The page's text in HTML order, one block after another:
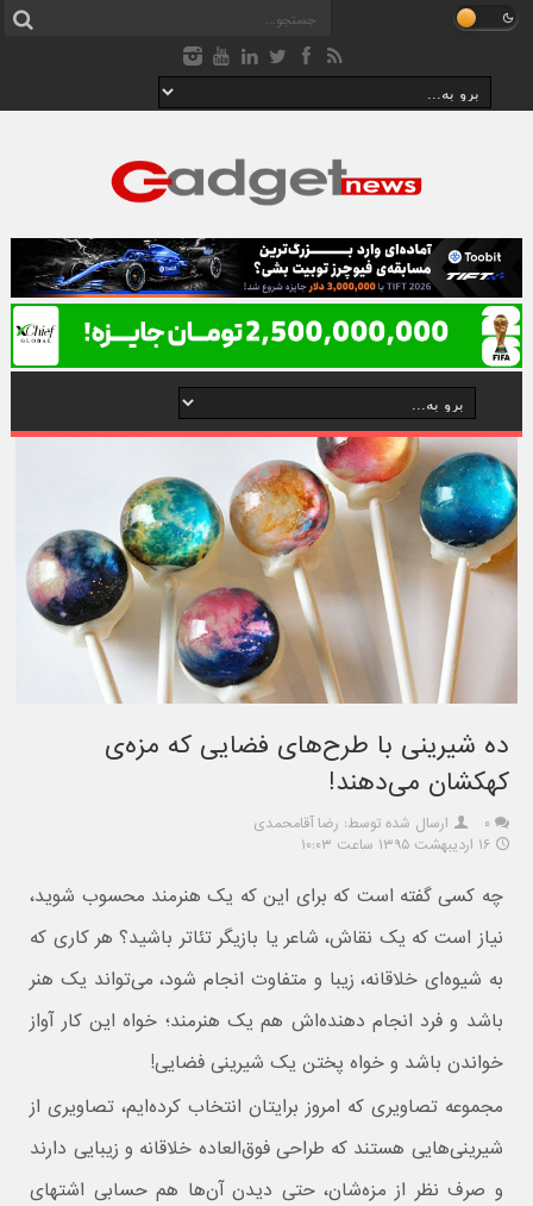
ده شیرینی با طرح‌های فضایی که مزه‌ی
کهکشان می‌دهند!
۰
ارسال شده توسط: رضا آقامحمدی
۱۶ اردیبهشت ۱۳۹۵ ساعت ۱۰:۰۳
چه کسی گفته است که برای این که یک هنرمند محسوب شوید،
نیاز است که یک نقاش، شاعر یا بازیگر تئاتر باشید؟ هر کاری که
به شیوه‌ای خلاقانه، زیبا و متفاوت انجام شود، می‌تواند یک هنر
باشد و فرد انجام دهنده‌اش هم یک هنرمند؛ خواه این کار آواز
خواندن باشد و خواه پختن یک شیرینی فضایی!
مجموعه تصاویری که امروز برایتان انتخاب کرده‌ایم، تصاویری از
شیرینی‌هایی هستند که طراحی فوق‌العاده خلاقانه و زیبایی دارند
و صرف نظر از مزه‌شان، حتی دیدن آن‌ها هم حسابی اشتهای